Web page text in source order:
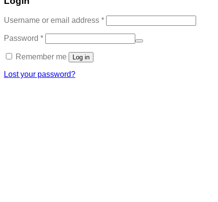
Username or email address *Required
Password *Required
Remember me Log in
Lost your password?